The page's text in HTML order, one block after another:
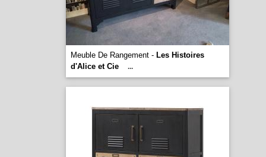
Meuble De Rangement - Les Histoires
d'Alice et Cie
...